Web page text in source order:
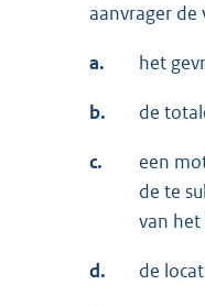
aanvrager de
a. het
b. de
c.
een
de te
van
d. de